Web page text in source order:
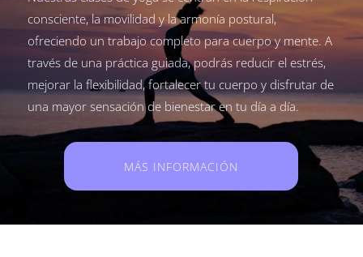
consciente, la movilidad y la armonía postural,
ofreciendo un trabajo completo para cuerpo y mente. A
través de una práctica guiada, podrás reducir el estrés,
mejorar la flexibilidad, fortalecer tu cuerpo y disfrutar de
una mayor sensación de bienestar en tu día a día.
MÁS INFORMACIÓN